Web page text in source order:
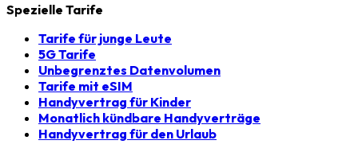
Spezielle Tarife
Tarife für junge Leute
5G Tarife
Unbegrenztes Datenvolumen
Tarife mit eSIM
Handyvertrag für Kinder
Monatlich kündbare Handyverträge
Handyvertrag für den Urlaub